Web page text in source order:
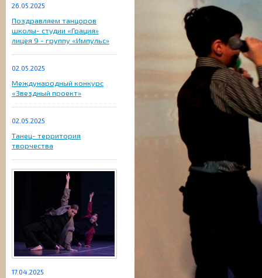
26.05.2025
Поздравляем танцоров
школы- студии «Грация»
лицея 9 - группу «Импульс»
02.05.2025
Международный конкурс
«Звездный проект»
02.05.2025
Танец- территория
творчества
17.04.2025